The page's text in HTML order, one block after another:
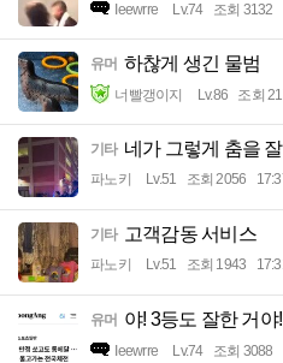
Ieewrre Lv.74 조회 3132
유머 하찮게 생긴 물범
너빨갱이지 Lv.86 조회
기타 네가 그렇게 춤을
파노키 Lv.51 조회 2056
기타 고객감동 서비스
파노키 Lv.51 조회 1943
유머 야! 3등도 잘한 거야!
Ieewrre Lv.74 조회 3088